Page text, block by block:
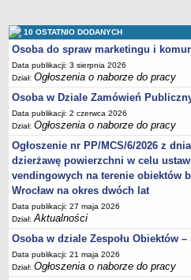
Rejestr wniosków o udostępnienie
Deklaracja dostępności
Plan postępowań
Platforma zakupowa
Plan postepowań o udzielenie
SPRAWOZDANIA
Sprawozdania finansowe 2020
Sprawozdania finansowe 2021
Sprawozdania finansowe 2022
Sprawozdania finansowe 2023
Sprawozdania finansowe 2024
Sprawozdania finansowe 2025
10 OSTATNIO DODANYCH
Osoba do spraw marketingu i
Data publikacji: 3 sierpnia 2026
Dział:Ogłoszenia o naborze do pracy
Osoba w Dziale Zamówień
Data publikacji: 2 czerwca 2026
Dział:Ogłoszenia o naborze do pracy
Ogłoszenie nr PP/MCS/6/2026 z
dzierżawę powierzchni w celu
vendingowych na terenie obiektów
Wrocław na okres dwóch lat
Data publikacji: 27 maja 2026
Dział:Aktualności
Osoba w dziale Zespołu Obiektów
Data publikacji: 21 maja 2026
Dział:Ogłoszenia o naborze do pracy